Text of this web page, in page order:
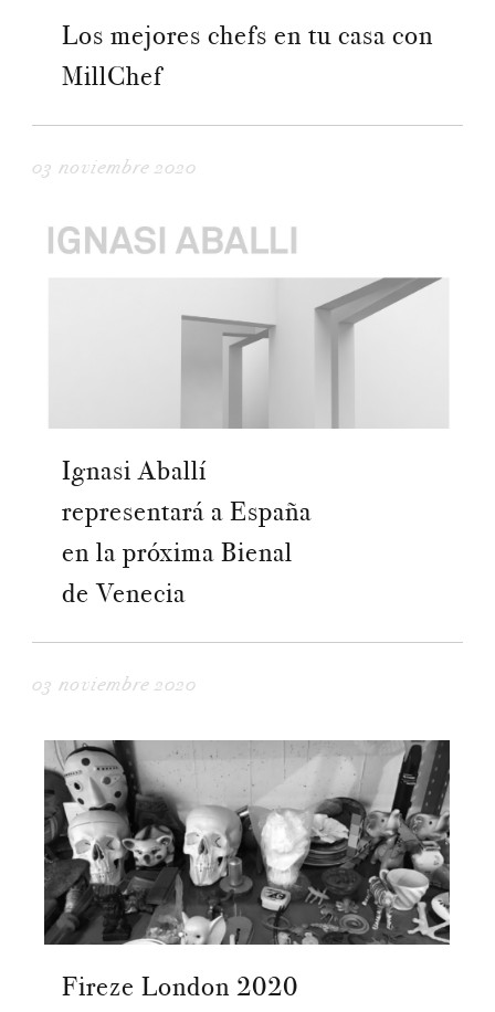
Los mejores chefs en tu casa con
MillChef
03 noviembre 2020
Ignasi Aballí
representará a España
en la próxima Bienal
de Venecia
03 noviembre 2020
Fireze London 2020